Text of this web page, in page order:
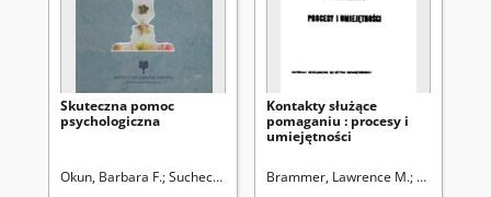
Skuteczna pomoc
psychologiczna
Okun, Barbara F. Suchecki, Jacek (1950-). Tł
Kontakty służące
pomaganiu : procesy i
umiejętności
Brammer, Lawrence M. Mieścicki,